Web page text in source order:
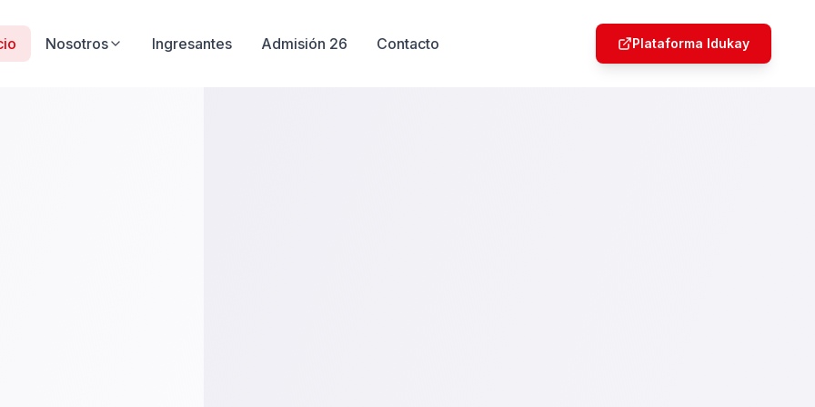
Nosotros Ingresantes Admisión 26 Contacto Plataforma Idukay